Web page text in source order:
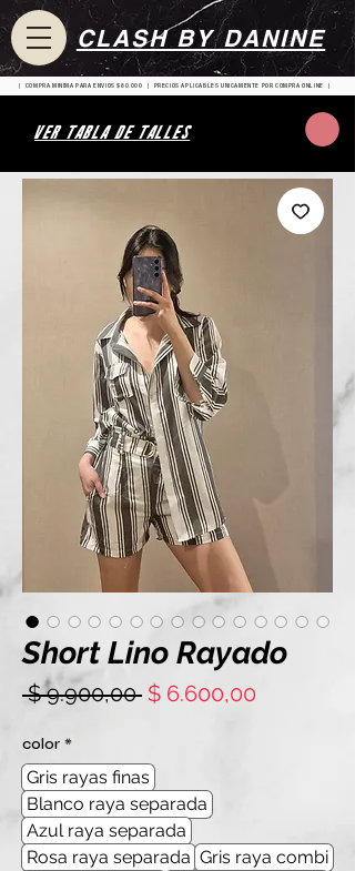
| COMPRA MINIMA PARA ENVIOS $80.000 | PRECIOS APLICABLES UNICAMENTE POR COMPRA ONLINE |
CLASH BY DANINE
VER TABLA DE TALLES
Short Lino Rayado
$ 9.900,00 Precio
$ 6.600,00
color *
Gris rayas finas
Blanco raya separada
Azul raya separada
Rosa raya separada Gris raya combi